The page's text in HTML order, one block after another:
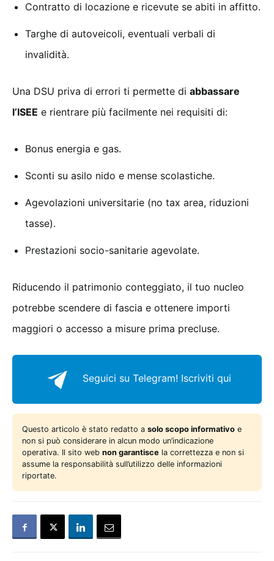
Contratto di locazione e ricevute se abiti in affitto.
Targhe di autoveicoli, eventuali verbali di
invalidità.
Una DSU priva di errori ti permette di abbassare
l’ISEE e rientrare più facilmente nei requisiti di:
Bonus energia e gas.
Sconti su asilo nido e mense scolastiche.
Agevolazioni universitarie (no tax area, riduzioni
tasse).
Prestazioni socio-sanitarie agevolate.
Riducendo il patrimonio conteggiato, il tuo nucleo
potrebbe scendere di fascia e ottenere importi
maggiori o accesso a misure prima precluse.
Seguici su Telegram! Iscriviti qui
Questo articolo è stato redatto a solo scopo informativo e
non si può considerare in alcun modo un’indicazione
operativa. Il sito web non garantisce la correttezza e non si
assume la responsabilità sull’utilizzo delle informazioni
riportate.